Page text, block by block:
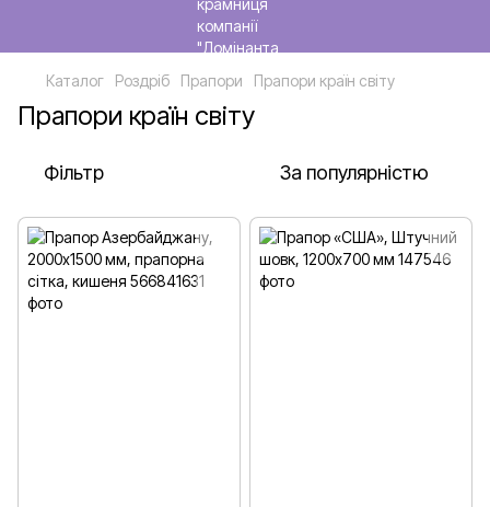
Каталог Роздріб Прапори Прапори країн світу
Прапори країн світу
Фільтр За популярністю